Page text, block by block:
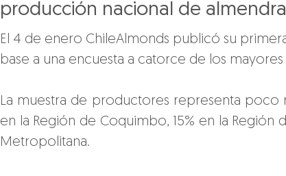
producción nacional de almendra
El 4 de enero ChileAlmonds publicó su
base a una encuesta a catorce de los
La muestra de productores representa poco
en la Región de Coquimbo, 15% en la Región
Metropolitana.